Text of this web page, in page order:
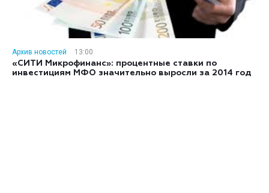
Архив новостей
13:00
«СИТИ Микрофинанс»: процентные ставки по
инвестициям МФО значительно выросли за 2014 год